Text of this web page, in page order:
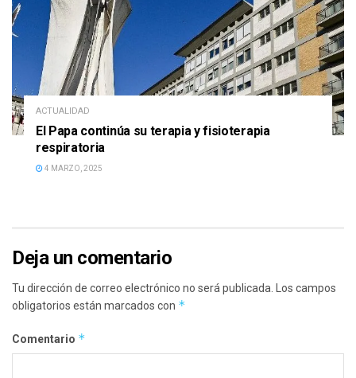
ACTUALIDAD
El Papa continúa su terapia y fisioterapia
respiratoria
4 MARZO, 2025
Deja un comentario
Tu dirección de correo electrónico no será publicada. Los campos
obligatorios están marcados con *
Comentario *